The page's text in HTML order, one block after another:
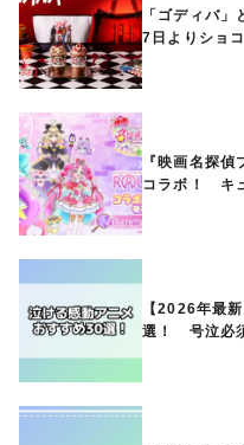
「ゴディバ
7日よりショ
『映画名探
コラボ！ キ
【2026年最
選！ 号泣必